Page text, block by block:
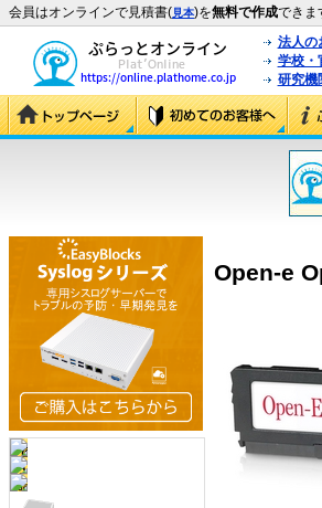
会員はオンラインで見積書(見本)を無料で作成できま
法人の
学校・
研究機
Open-e